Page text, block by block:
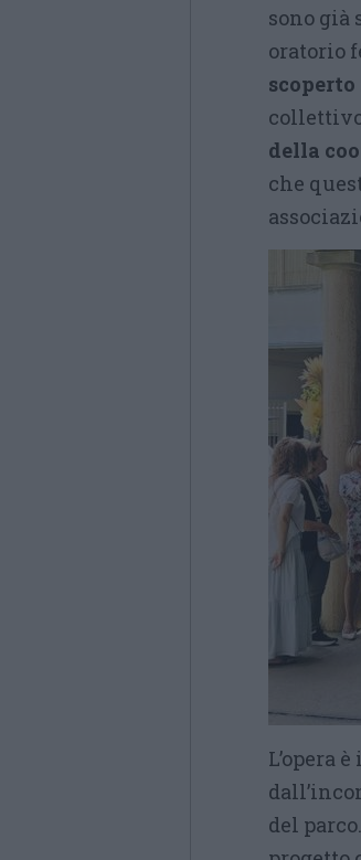
sono già
oratorio
della
che
L’opera
del